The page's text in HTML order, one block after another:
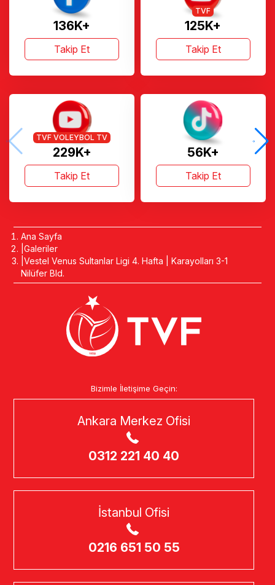
136K+
Takip Et
125K+
TVF
Takip Et
229K+
TVF VOLEYBOL TV
Takip Et
56K+
Takip Et
Ana Sayfa
Galeriler
Vestel Venus Sultanlar Ligi 4. Hafta | Karayolları 3-1
Nilüfer Bld.
Bizimle İletişime Geçin:
Ankara Merkez Ofisi
0312 221 40 40
İstanbul Ofisi
0216 651 50 55